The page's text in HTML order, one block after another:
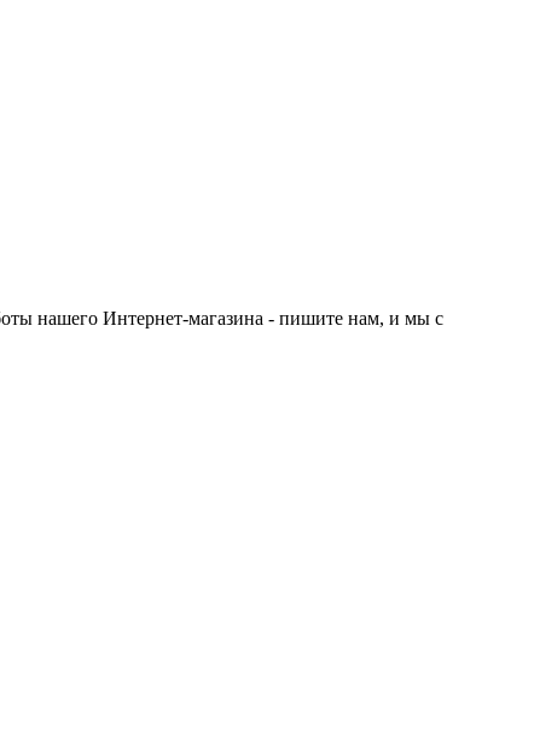
нашего Интернет-магазина - пишите нам, и мы с